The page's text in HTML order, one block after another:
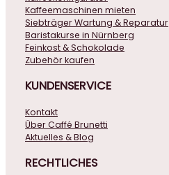
Kaffeemaschinen mieten
Siebträger Wartung & Reparatur
Baristakurse in Nürnberg
Feinkost & Schokolade
Zubehör kaufen
KUNDENSERVICE
Kontakt
Über Caffé Brunetti
Aktuelles & Blog
RECHTLICHES